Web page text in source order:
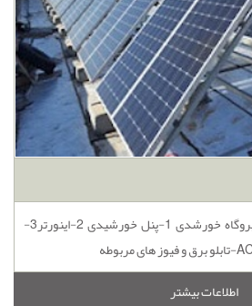
اجزای تشکیل دهنده یک نیروگاه خورشدی 1-پنل خورشیدی 2-اینورتر3-
اطلاعات بیشتر